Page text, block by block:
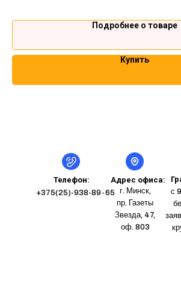
Подробнее о товаре
Купить
Адрес офиса:
г. Минск,
пр. Газеты
Звезда, 47,
оф. 803
Телефон:
+375(25)-938-89-65
с